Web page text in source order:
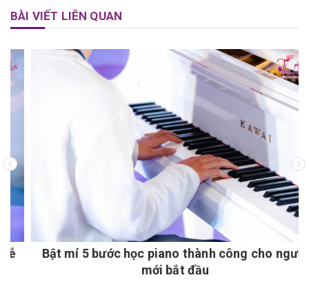
BÀI VIẾT LIÊN QUAN
Bật mí 5 bước học piano thành công cho người
mới bắt đầu